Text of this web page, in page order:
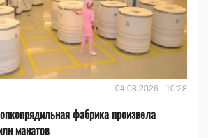
04.08.2026 - 10:28
фабрика произвела
манатов